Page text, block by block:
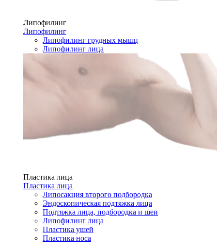
Липофилинг
Липофилинг
Липофилинг грудных мышц
Липофилинг лица
Пластика лица
Пластика лица
Липосакция второго подбородка
Эндоскопическая подтяжка лица
Подтяжка лица, подбородка и шеи
Липофилинг лица
Пластика ушей
Пластика носа